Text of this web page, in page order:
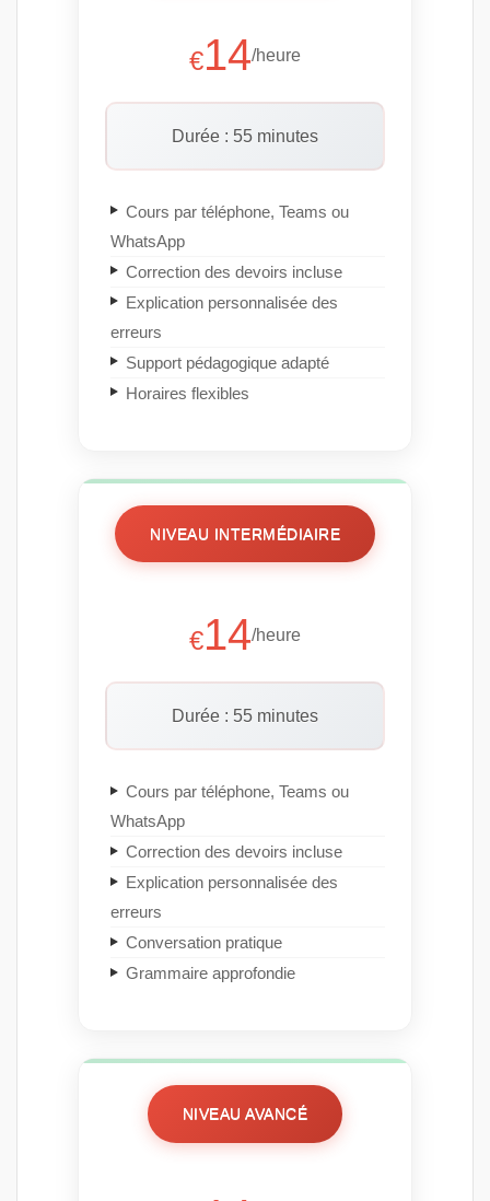
€14/heure
Durée : 55 minutes
Cours par téléphone, Teams ou
WhatsApp
Correction des devoirs incluse
Explication personnalisée des
erreurs
Support pédagogique adapté
Horaires flexibles
NIVEAU INTERMÉDIAIRE
€14/heure
Durée : 55 minutes
Cours par téléphone, Teams ou
WhatsApp
Correction des devoirs incluse
Explication personnalisée des
erreurs
Conversation pratique
Grammaire approfondie
NIVEAU AVANCÉ